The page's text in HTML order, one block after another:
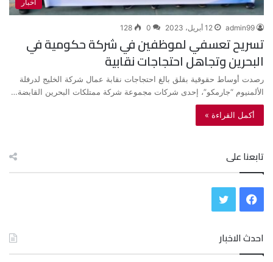
أخبار
admin99 12 أبريل، 2023 0
128
تسريح تعسفي لموظفين في شركة حكومية في
البحرين وتجاهل احتجاجات نقابية
رصدت أوساط حقوقية بقلق بالغ احتجاجات نقابة عمال شركة الخليج لدرفلة
الألمنيوم “جارمكو”، إحدى شركات مجموعة شركة ممتلكات البحرين القابضة…
أكمل القراءة »
تابعنا على
احدث الاخبار